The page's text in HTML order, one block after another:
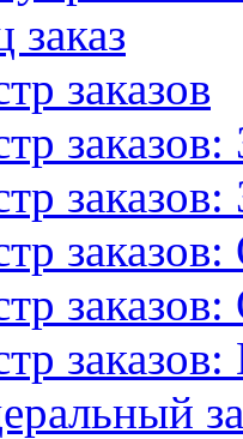
заказов